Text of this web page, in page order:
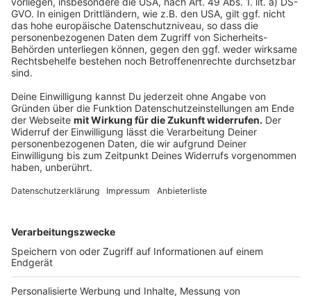
Anzeige
Einen Tag vor Messestart erhielt "Mysterium Kids" als
bestes Kinderspiel den Deutschen Spiele Preis, einen
Erwachsenenspiel wurde "Planet Unknown" zum Sieger
gekürt.
Anzeige
Anzeige